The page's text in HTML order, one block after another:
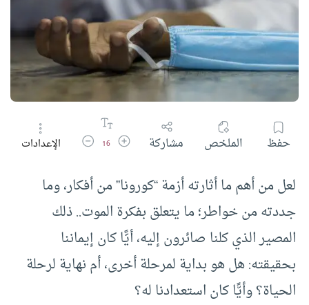
حفظ الملخص مشاركة زيادة حجم الخط
16 تقليل حجم الخط
الإعدادات
لعل من أهم ما أثارته أزمة “كورونا” من أفكار، وما
جددته من خواطر؛ ما يتعلق بفكرة الموت.. ذلك
المصير الذي كلنا صائرون إليه، أيًّا كان إيماننا
بحقيقته: هل هو بداية لمرحلة أخرى، أم نهاية لرحلة
الحياة؟ وأيًّا كان استعدادنا له؟